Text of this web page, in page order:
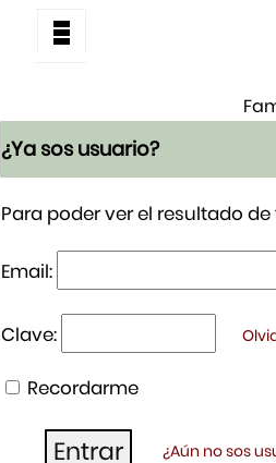
¿Ya sos usuario?
Para poder ver el resultado
Email:
Clave:
Recordarme
¿Aún no sos